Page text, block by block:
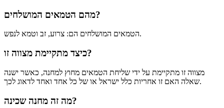
מהם הטמאים המושלחים?
הטמאים המושלחים הם: צרוע, זב וטמא לנפש.
כיצד מתקיימת מצווה זו?
מצווה זו מתקיימת על ידי שליחת הטמאים מחוץ למחנה, כאשר ישנה
שאלה האם זו אחריות כלל ישראל או של כל אחד ואחד לדאוג לכך.
מה זה מחנה שכינה?